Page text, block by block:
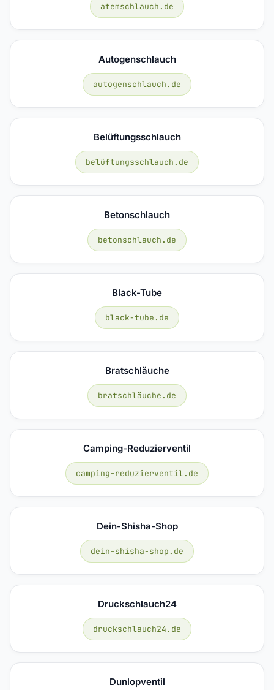
atemschlauch.de
Autogenschlauch
autogenschlauch.de
Belüftungsschlauch
belüftungsschlauch.de
Betonschlauch
betonschlauch.de
Black-Tube
black-tube.de
Bratschläuche
bratschläuche.de
Camping-Reduzierventil
camping-reduzierventil.de
Dein-Shisha-Shop
dein-shisha-shop.de
Druckschlauch24
druckschlauch24.de
Dunlopventil